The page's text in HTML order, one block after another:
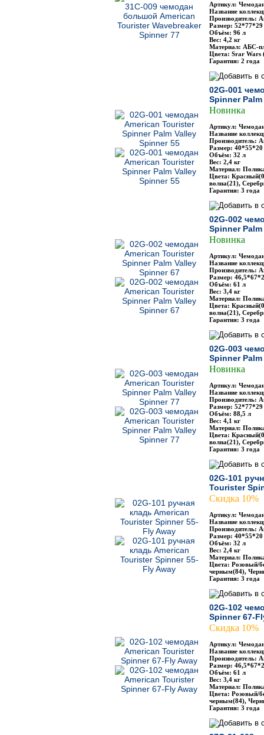
Артикул:
Название
Производитель:
Размер: 52*77*29
Объём: 96 л
Вес: 4,2 кг
Материал: АБС-
Цвета: Srar Wars
Гарантия: 2 года
02G-001
Spinner
Новинка
Артикул:
Название
Производитель:
Размер: 40*55*20
Объём: 32 л
Вес: 2,4 кг
Материал:
Цвета:
волна(21),
Гарантия: 3 года
02G-002
Spinner
Новинка
Артикул:
Название
Производитель:
Размер:
Объём: 61 л
Вес: 3,4 кг
Материал:
Цвета:
волна(21),
Гарантия: 3 года
02G-003
Spinner
Новинка
Артикул:
Название
Производитель:
Размер: 52*77*29
Объём: 88,5 л
Вес: 4,1 кг
Материал:
Цвета:
волна(21),
Гарантия: 3 года
02G-101
Tourister
Скидка 10%
Артикул:
Название
Производитель:
Размер: 40*55*20
Объём: 32 л
Вес: 2,4 кг
Материал:
Цвета: Розовый/
черным(84),
Гарантия: 3 года
02G-102
Spinner 67-
Скидка 10%
Артикул:
Название
Производитель:
Размер:
Объём: 61 л
Вес: 3,4 кг
Материал:
Цвета: Розовый/
черным(84),
Гарантия: 3 года